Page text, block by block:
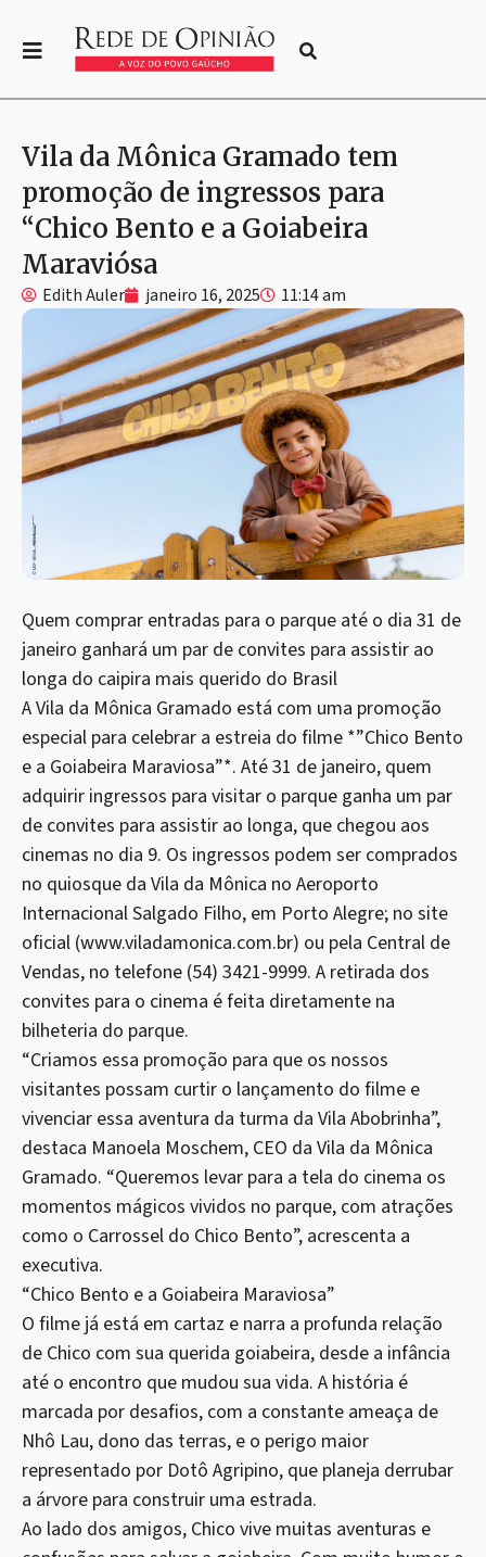
Vila da Mônica Gramado tem
promoção de ingressos para
“Chico Bento e a Goiabeira
Maraviósa
Edith Auler janeiro 16, 2025 11:14 am
Quem comprar entradas para o parque até o dia 31 de
janeiro ganhará um par de convites para assistir ao
longa do caipira mais querido do Brasil
A Vila da Mônica Gramado está com uma promoção
especial para celebrar a estreia do filme *”Chico Bento
e a Goiabeira Maraviosa”*. Até 31 de janeiro, quem
adquirir ingressos para visitar o parque ganha um par
de convites para assistir ao longa, que chegou aos
cinemas no dia 9. Os ingressos podem ser comprados
no quiosque da Vila da Mônica no Aeroporto
Internacional Salgado Filho, em Porto Alegre; no site
oficial (www.viladamonica.com.br) ou pela Central de
Vendas, no telefone (54) 3421-9999. A retirada dos
convites para o cinema é feita diretamente na
bilheteria do parque.
“Criamos essa promoção para que os nossos
visitantes possam curtir o lançamento do filme e
vivenciar essa aventura da turma da Vila Abobrinha”,
destaca Manoela Moschem, CEO da Vila da Mônica
Gramado. “Queremos levar para a tela do cinema os
momentos mágicos vividos no parque, com atrações
como o Carrossel do Chico Bento”, acrescenta a
executiva.
“Chico Bento e a Goiabeira Maraviosa”
O filme já está em cartaz e narra a profunda relação
de Chico com sua querida goiabeira, desde a infância
até o encontro que mudou sua vida. A história é
marcada por desafios, com a constante ameaça de
Nhô Lau, dono das terras, e o perigo maior
representado por Dotô Agripino, que planeja derrubar
a árvore para construir uma estrada.
Ao lado dos amigos, Chico vive muitas aventuras e